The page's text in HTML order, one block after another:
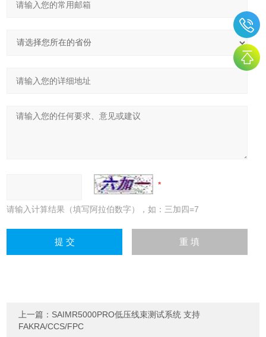
请输入计算结果（填写阿拉伯数字），如：三加四=7
上一篇： SAIMR5000PRO低压线束测试系统 支持
FAKRA/CCS/FPC